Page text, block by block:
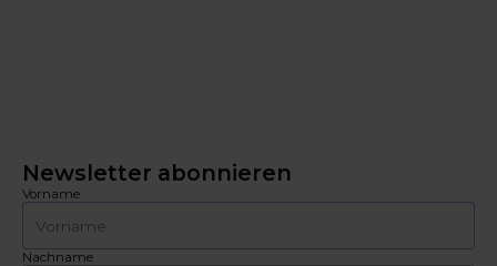
Newsletter abonnieren
Vorname
Nachname